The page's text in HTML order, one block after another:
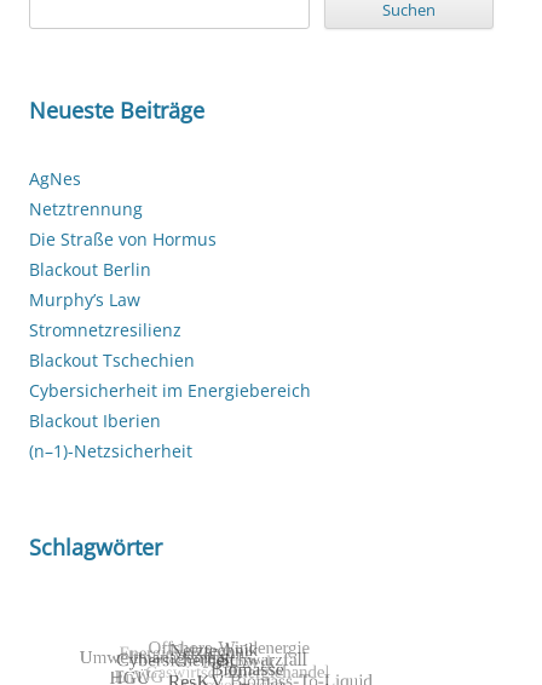
nach:
Neueste Beiträge
AgNes
Netztrennung
Die Straße von Hormus
Blackout Berlin
Murphy’s Law
Stromnetzresilienz
Blackout Tschechien
Cybersicherheit im Energiebereich
Blackout Iberien
(n–1)-Netzsicherheit
Schlagwörter